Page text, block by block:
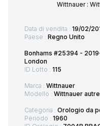
Wittnauer :
Data di vendita : 19/02/
Paese : Regno Unito
Bonhams #25394 -
London
ID Lotto : 115
Marca : Wittnauer
Modello : Wittnauer
Categoria : Orologio da
Periodo : 1960